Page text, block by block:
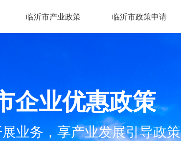
临沂市产业政策 临沂市政策申请
企业优惠政策
业务，享产业发展引导政策